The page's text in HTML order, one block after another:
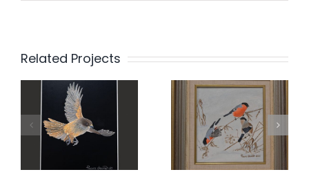
Related Projects
Kumman
valitsen
Suopöllö